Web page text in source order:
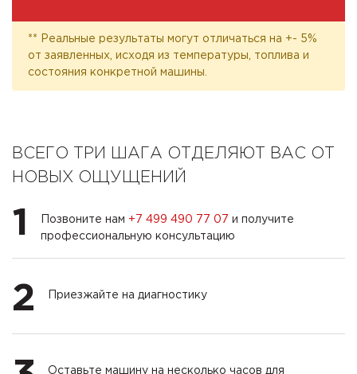
** Реальные результаты могут отличаться на +- 5%
от заявленных, исходя из температуры, топлива и
состояния конкретной машины.
ВСЕГО ТРИ ШАГА ОТДЕЛЯЮТ ВАС ОТ
НОВЫХ ОЩУЩЕНИЙ
1 Позвоните нам +7 499 490 77 07 и получите
профессиональную консультацию
2 Приезжайте на диагностику
Оставьте машину на несколько часов для